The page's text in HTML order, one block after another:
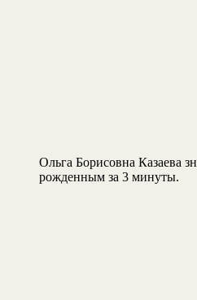
Ольга Борисовна Казаева
рожденным за 3 минуты.